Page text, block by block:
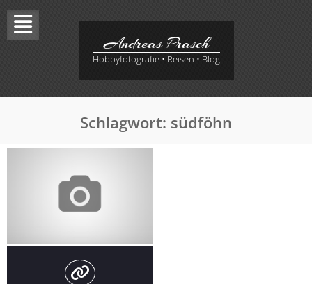
content
Andreas Prasch
Hobbyfotografie • Reisen • Blog
Schlagwort: südföhn